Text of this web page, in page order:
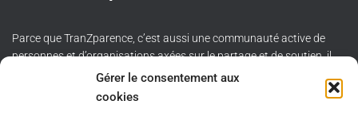
Gérer le consentement aux
cookies
Parce que TranZparence, c’est aussi une communauté active de
personnes et d’organisations axées sur le partage et de soutien, il
nous fait plaisir de vous en présenter quelques-unes: